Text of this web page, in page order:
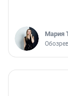
Мария